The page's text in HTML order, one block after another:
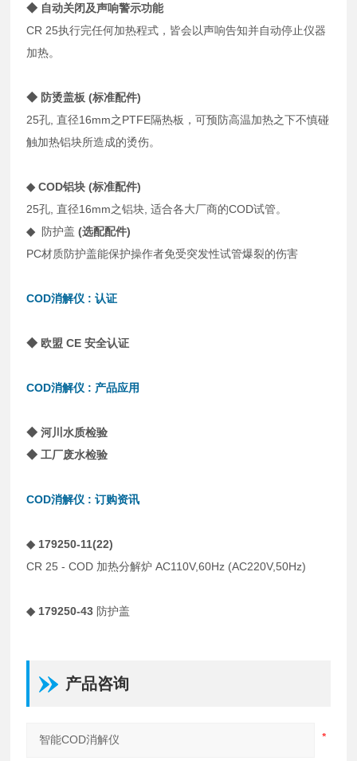
◆ 自动关闭及声响警示功能
CR 25执行完任何加热程式，皆会以声响告知并自动停止仪器
加热。
◆ 防烫盖板 (标准配件)
25孔, 直径16mm之PTFE隔热板，可预防高温加热之下不慎碰
触加热铝块所造成的烫伤。
◆ COD铝块 (标准配件)
25孔, 直径16mm之铝块, 适合各大厂商的COD试管。
◆ 防护盖(选配配件)
PC材质防护盖能保护操作者免受突发性试管爆裂的伤害
COD消解仪 : 认证
◆ 欧盟 CE 安全认证
COD消解仪 : 产品应用
◆ 河川水质检验
◆ 工厂废水检验
COD消解仪 : 订购资讯
◆ 179250-11(22)
CR 25 - COD 加热分解炉 AC110V,60Hz (AC220V,50Hz)
◆ 179250-43 防护盖
产品咨询